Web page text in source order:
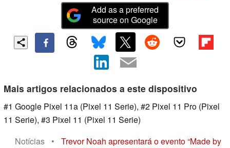
Add as a preferred
source on Google
Mais artigos relacionados a este dispositivo
#1 Google Pixel 11a (Pixel 11 Serie), #2 Pixel 11 Pro (Pixel
11 Serie), #3 Pixel 11 (Pixel 11 Serie)
Notícias
• Trevor Noah apresentará o evento “Made by